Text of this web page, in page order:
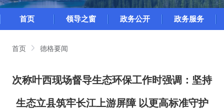
首页 领导之窗 政务公开 政务服务
首页 德格要闻
次称叶西现场督导生态环保工作时强调：坚持
生态立县筑牢长江上游屏障 以更高标准守护